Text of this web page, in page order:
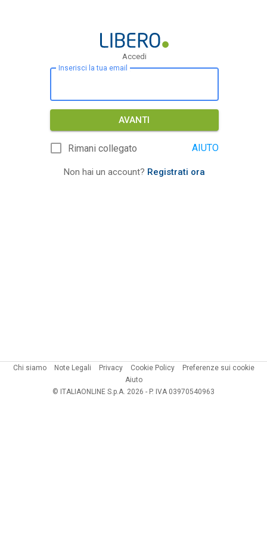
Accedi
Inserisci la tua email
AVANTI
Rimani collegato AIUTO
Non hai un account? Registrati ora
Chi siamo Note Legali Privacy Cookie Policy
Preferenze sui cookie
Aiuto
© ITALIAONLINE S.p.A. 2026 - P. IVA 03970540963